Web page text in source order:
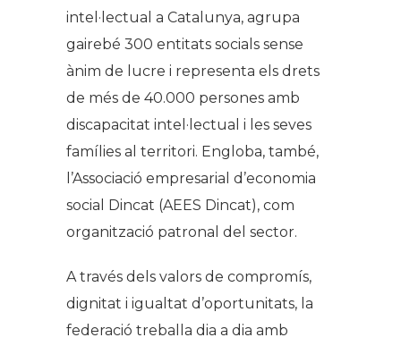
intel·lectual a Catalunya, agrupa
gairebé 300 entitats socials sense
ànim de lucre i representa els drets
de més de 40.000 persones amb
discapacitat intel·lectual i les seves
famílies al territori. Engloba, també,
l’Associació empresarial d’economia
social Dincat (AEES Dincat), com
organització patronal del sector.
A través dels valors de compromís,
dignitat i igualtat d’oportunitats, la
federació treballa dia a dia amb